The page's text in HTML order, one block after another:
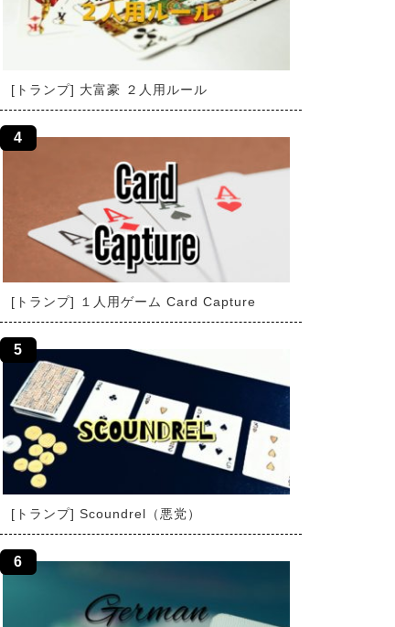
[トランプ] 大富豪 ２人用ルール
[トランプ] １人用ゲーム Card Capture
[トランプ] Scoundrel（悪党）